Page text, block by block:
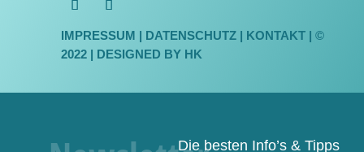
IMPRESSUM | DATENSCHUTZ| KONTAKT | ©
2022 | DESIGNED BY HK
Die besten Info’s & Tipps